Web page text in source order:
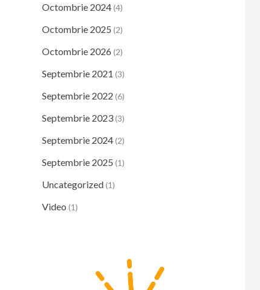
Octombrie 2024(4)
Octombrie 2025 (2)
Octombrie 2026 (2)
Septembrie 2021 (3)
Septembrie 2022 (6)
Septembrie 2023(3)
Septembrie 2024(2)
Septembrie 2025 (1)
Uncategorized(1)
Video (1)